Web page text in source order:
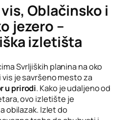
Oblačinsko i
jezero –
izletišta
Svrljiških planina na oko
vis je savršeno mesto za
u prirodi. Kako je udaljeno od
ovo izletište je
obilazak. Izlet do